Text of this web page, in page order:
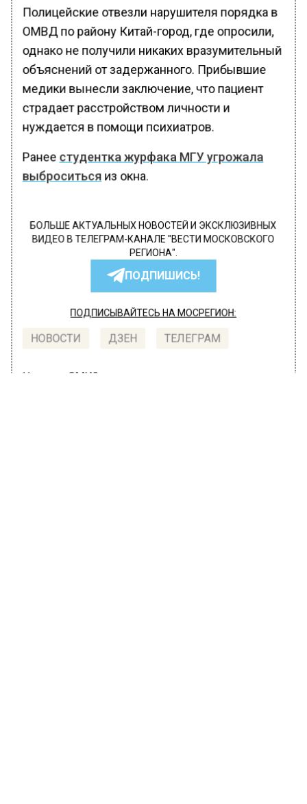
Полицейские отвезли нарушителя порядка в
ОМВД по району Китай-город, где опросили,
однако не получили никаких вразумительный
объяснений от задержанного. Прибывшие
медики вынесли заключение, что пациент
страдает расстройством личности и
нуждается в помощи психиатров.
Ранее студентка журфака МГУ угрожала
выброситься из окна.
БОЛЬШЕ АКТУАЛЬНЫХ НОВОСТЕЙ И ЭКСКЛЮЗИВНЫХ
ВИДЕО В ТЕЛЕГРАМ-КАНАЛЕ "ВЕСТИ МОСКОВСКОГО
РЕГИОНА".
ПОДПИШИСЬ!
ПОДПИСЫВАЙТЕСЬ НА МОСРЕГИОН:
НОВОСТИ ДЗЕН ТЕЛЕГРАМ
Новости СМИ2